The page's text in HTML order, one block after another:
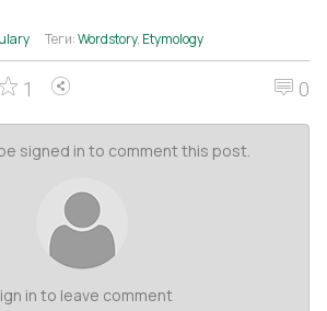
Теги:Wordstory, Etymology
1 0
signed in to comment this post.
in to leave comment